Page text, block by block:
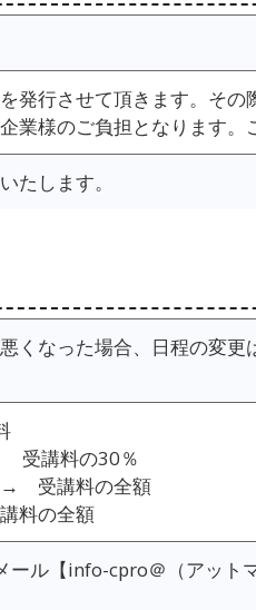
発行させて頂きます。その
業様のご負担となります。
たします。
くなった場合、日程の変
受講料の30％
→ 受講料の全額
料の全額
ール【info-cpro＠（アット